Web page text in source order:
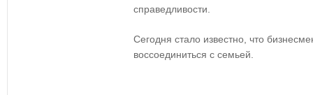
справедливости.
Сегодня стало известно, что
воссоединиться с семьей.